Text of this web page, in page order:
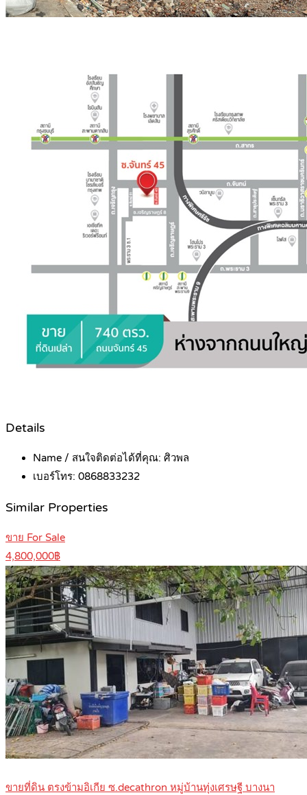
Details
Name / สนใจติดต่อได้ที่คุณ: ศิวพล
เบอร์โทร: 0868833232
Similar Properties
ขาย For Sale
4,800,000฿
ขายที่ดิน ตรงข้ามอิเกีย ซ.decathron หมู่บ้านทุ่งเศรษฐี บางนา